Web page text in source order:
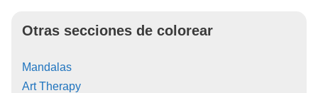
Otras secciones de colorear
Mandalas
Art Therapy